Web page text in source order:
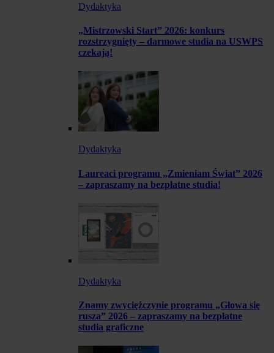
Dydaktyka
„Mistrzowski Start” 2026: konkurs
rozstrzygnięty – darmowe studia na USWPS
czekają!
Dydaktyka
Laureaci programu „Zmieniam Świat” 2026
– zapraszamy na bezpłatne studia!
Dydaktyka
Znamy zwyciężczynie programu „Głowa się
rusza” 2026 – zapraszamy na bezpłatne
studia graficzne